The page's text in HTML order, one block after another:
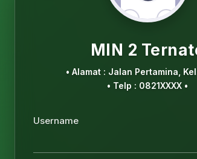
MIN 2
• Alamat : Jalan Pertamina,
• Telp : 0821XXXX •
Username